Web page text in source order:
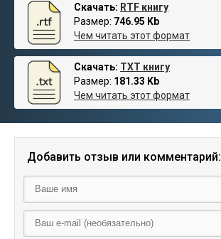
Скачать: RTF книгу
Размер: 746.95 Kb
Чем читать этот формат
Скачать: TXT книгу
Размер: 181.33 Kb
Чем читать этот формат
Добавить отзыв или комментарий: